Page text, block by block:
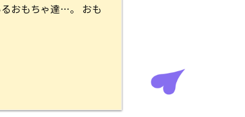
おもちゃ達…。 おも